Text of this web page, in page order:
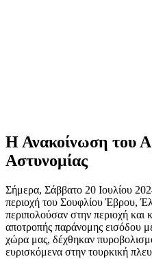
Η Ανακοίνωση του
Αστυνομίας
Σήμερα, Σάββατο 20 Ιουλίου
περιοχή του Σουφλίου Έβρου,
περιπολούσαν στην περιοχή και
αποτροπής παράνομης εισόδου
χώρα μας, δέχθηκαν
ευρισκόμενα στην τουρκική